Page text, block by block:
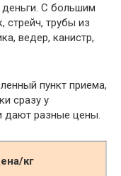
С большим
стрейч, трубы из
ведер, канистр,
пункт приема,
сразу у
дают разные цены.
кг